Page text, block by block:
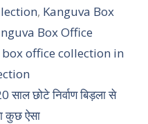
, Kanguva Box
Box Office
office collection in
छोटे निर्वाण बिड़ला से
कुछ ऐसा